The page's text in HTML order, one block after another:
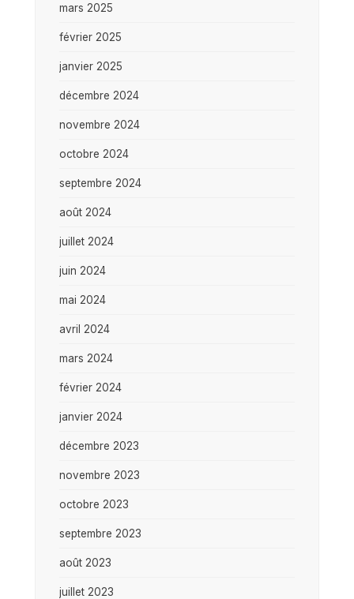
mars 2025
février 2025
janvier 2025
décembre 2024
novembre 2024
octobre 2024
septembre 2024
août 2024
juillet 2024
juin 2024
mai 2024
avril 2024
mars 2024
février 2024
janvier 2024
décembre 2023
novembre 2023
octobre 2023
septembre 2023
août 2023
juillet 2023